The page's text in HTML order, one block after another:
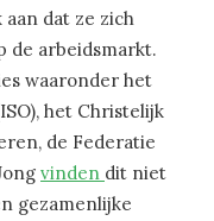
dat ze zich
de arbeidsmarkt.
waaronder het
het Christelijk
de Federatie
vinden dit niet
gezamenlijke